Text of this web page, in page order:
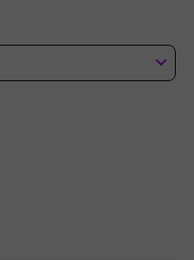
keyboard_arrow_down